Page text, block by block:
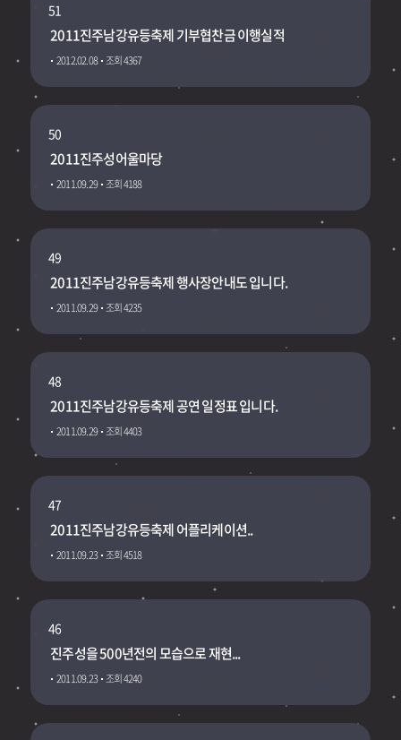
51
2011진주남강유등축제 기부협찬금 이행실적
2012.02.08 조회 4367
50
2011진주성어울마당
2011.09.29 조회 4188
49
2011진주남강유등축제 행사장안내도 입니다.
2011.09.29 조회 4235
48
2011진주남강유등축제 공연 일정표 입니다.
2011.09.29 조회 4403
47
2011진주남강유등축제 어플리케이션..
2011.09.23 조회 4518
46
진주성을 500년전의 모습으로 재현...
2011.09.23 조회 4240